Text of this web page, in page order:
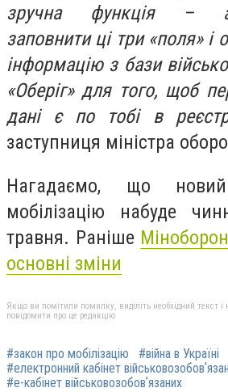
зручна функція –
заповнити ці три «поля» і
інформацію з бази
«Оберіг» для того, щоб
дані є по тобі в
заступниця міністра
Нагадаємо, що
мобілізацію набуде
травня. Раніше
основні зміни
Якщо ви помітили помилку, виділіть необхідний текст і
повідомити про це редакцію
#закон про мобілізацію
#війна в Україні
#електронний кабінет
#е-кабінет військовозобовʼязаних